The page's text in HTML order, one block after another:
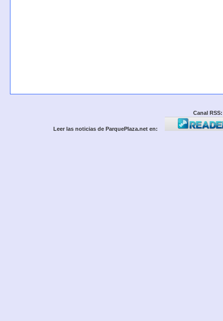
Canal RSS:
Leer las noticias de ParquePlaza.net en: